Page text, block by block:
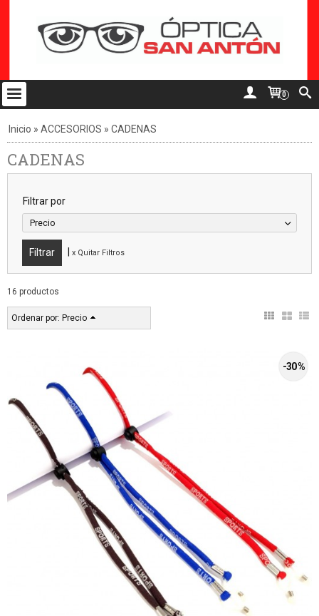
0
Inicio » ACCESORIOS » CADENAS
CADENAS
Filtrar por
Precio
x Quitar Filtros
16 productos
Ordenar por: Precio
-30 %